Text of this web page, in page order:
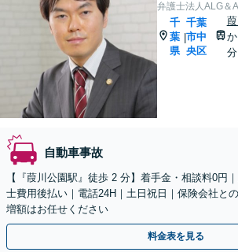
弁護士法人ALG＆
千
葉
県
|
千葉
市中
央区
分
自動車事故
【『葭川公園駅』徒歩 2 分】着手金・相談料0円
士費用後払い｜電話24H｜土日祝日｜保険会社と
増額はお任せください
料金表を見る